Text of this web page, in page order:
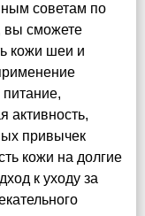
советам по
вы сможете
кожи шеи и
активность,
привычек
кожи на долгие
к уходу за